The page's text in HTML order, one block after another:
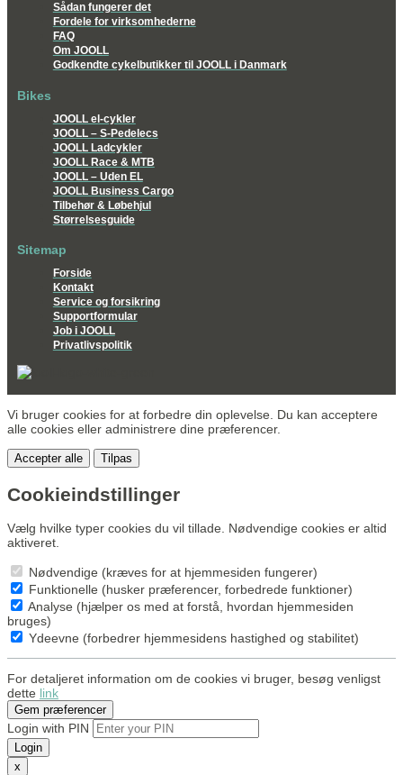
Sådan fungerer det
Fordele for virksomhederne
FAQ
Om JOOLL
Godkendte cykelbutikker til JOOLL i Danmark
Bikes
JOOLL el-cykler
JOOLL – S-Pedelecs
JOOLL Ladcykler
JOOLL Race & MTB
JOOLL – Uden EL
JOOLL Business Cargo
Tilbehør & Løbehjul
Størrelsesguide
Sitemap
Forside
Kontakt
Service og forsikring
Supportformular
Job i JOOLL
Privatlivspolitik
Vi bruger cookies for at forbedre din oplevelse. Du kan acceptere
alle cookies eller administrere dine præferencer.
Accepter alle Tilpas
Cookieindstillinger
Vælg hvilke typer cookies du vil tillade. Nødvendige cookies er altid
aktiveret.
Nødvendige (kræves for at hjemmesiden fungerer)
Funktionelle (husker præferencer, forbedrede funktioner)
Analyse (hjælper os med at forstå, hvordan hjemmesiden
bruges)
Ydeevne (forbedrer hjemmesidens hastighed og stabilitet)
For detaljeret information om de cookies vi bruger, besøg venligst
dette link
Gem præferencer
Login with PIN
Login
x